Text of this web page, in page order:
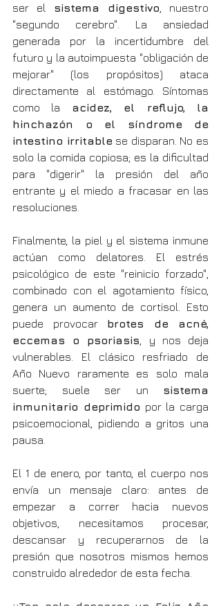
ser el sistema digestivo , nuestro
"segundo cerebro". La ansiedad
generada por la incertidumbre del
futuro y la autoimpuesta "obligación de
mejorar" (los propósitos) ataca
directamente al estómago. Síntomas
como la acidez, el reflujo, la
hinchazón o el síndrome de
intestino irritable se disparan. No es
solo la comida copiosa; es la dificultad
para "digerir" la presión del año
entrante y el miedo a fracasar en las
resoluciones.
Finalmente, la piel y el sistema inmune
actúan como delatores. El estrés
psicológico de este "reinicio forzado",
combinado con el agotamiento físico,
genera un aumento de cortisol. Esto
puede provocar brotes de acné,
eccemas o psoriasis , y nos deja
vulnerables. El clásico resfriado de
Año Nuevo raramente es solo mala
suerte; suele ser un sistema
inmunitario deprimido por la carga
psicoemocional, pidiendo a gritos una
pausa.
El 1 de enero, por tanto, el cuerpo nos
envía un mensaje claro: antes de
empezar a correr hacia nuevos
objetivos, necesitamos procesar,
descansar y recuperarnos de la
presión que nosotros mismos hemos
construido alrededor de esta fecha.